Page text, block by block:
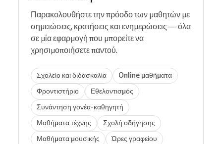
Παρακολουθήστε την πρόοδο των μαθητών με
σημειώσεις, κρατήσεις και ενημερώσεις — όλα
σε μία εφαρμογή που μπορείτε να
χρησιμοποιήσετε παντού.
Σχολείο και διδασκαλία
Online μαθήματα
Φροντιστήριο
Εθελοντισμός
Συνάντηση γονέα-καθηγητή
Μαθήματα τέχνης
Σχολή οδήγησης
Μαθήματα μουσικής
Ώρες γραφείου